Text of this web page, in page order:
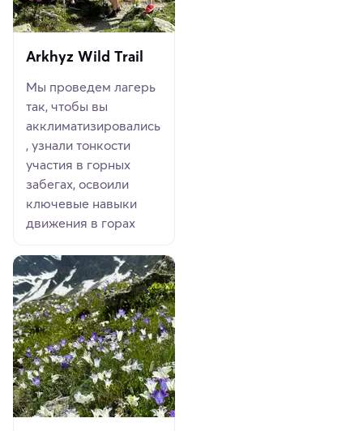
Arkhyz Wild Trail
Мы проведем лагерь
так, чтобы вы
акклиматизировались
, узнали тонкости
участия в горных
забегах, освоили
ключевые навыки
движения в горах